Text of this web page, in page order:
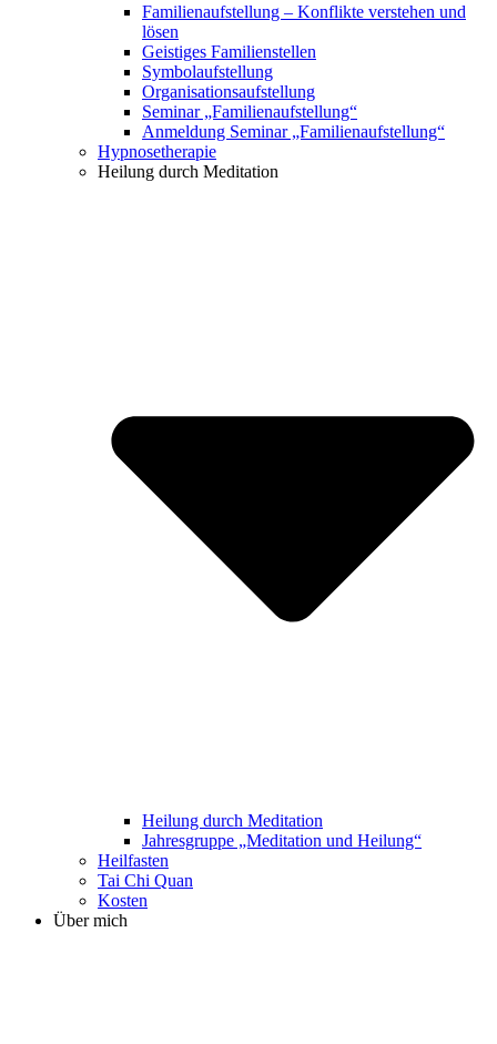
Familienaufstellung – Konflikte verstehen und
lösen
Geistiges Familienstellen
Symbolaufstellung
Organisationsaufstellung
Seminar „Familienaufstellung“
Anmeldung Seminar „Familienaufstellung“
Hypnosetherapie
Heilung durch Meditation
Heilung durch Meditation
Jahresgruppe „Meditation und Heilung“
Heilfasten
Tai Chi Quan
Kosten
Über mich